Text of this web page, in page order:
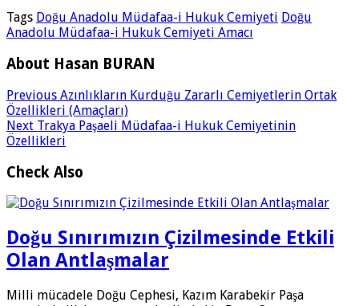
Tags Doğu Anadolu Müdafaa-i Hukuk Cemiyeti Doğu
Anadolu Müdafaa-i Hukuk Cemiyeti Amacı
About Hasan BURAN
Previous Azınlıkların Kurduğu Zararlı Cemiyetlerin Ortak
Özellikleri (Amaçları)
Next Trakya Paşaeli Müdafaa-i Hukuk Cemiyetinin
Özellikleri
Check Also
Doğu Sınırımızın Çizilmesinde Etkili
Olan Antlaşmalar
Milli mücadele Doğu Cephesi, Kazım Karabekir Paşa